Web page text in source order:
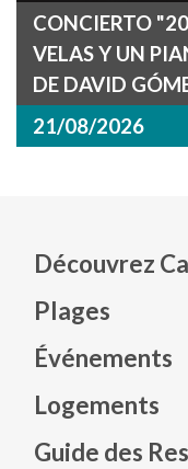
CONCIERTO
VELAS Y UN
DE DAVID
21/08/2026
Découvrez
Plages
Événements
Logements
Guide des